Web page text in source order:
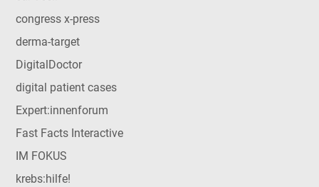
congress x-press
derma-target
DigitalDoctor
digital patient cases
Expert:innenforum
Fast Facts Interactive
IM FOKUS
krebs:hilfe!